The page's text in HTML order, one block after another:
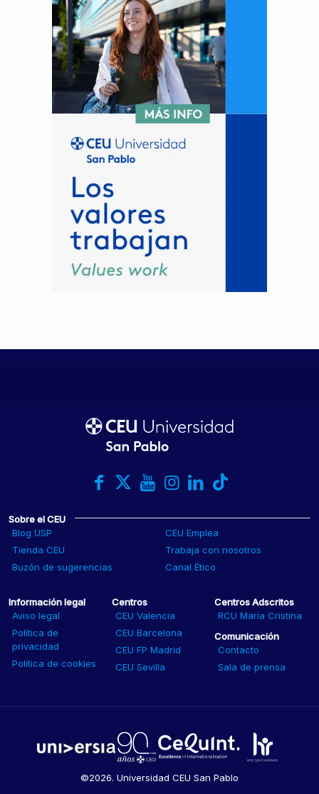
Sobre el CEU
Blog USP
CEU Emplea
Tienda CEU
Trabaja con nosotros
Buzón de sugerencias
Canal Ético
Información legal
Aviso legal
Política de
privacidad
Política de cookies
Centros
CEU Valencia
CEU Barcelona
CEU FP Madrid
CEU Sevilla
Centros Adscritos
RCU María Cristina
Comunicación
Contacto
Sala de prensa
©2026. Universidad CEU San Pablo